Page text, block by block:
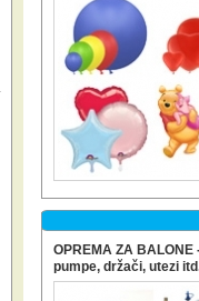
OPREMA ZA BALONE
pumpe, držači, utezi